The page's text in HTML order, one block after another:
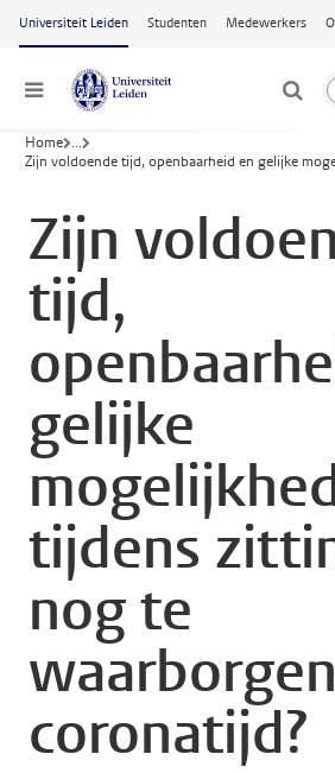
Ga naar hoofdinhoud
Universiteit Leiden Studenten Medewerkers
Menu
Home ...
Zijn voldoende tijd, openbaarheid en gelijke
Zijn
tijd,
gelijke
tijdens
nog te
coronatijd?